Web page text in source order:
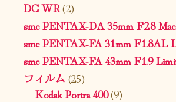
DC WR(2)
smc PENTAX-DA 35mm F2.8
smc PENTAX-FA 31mm F1.8AL
smc PENTAX-FA 43mm F1.9
フィルム (25)
Kodak Portra 400(9)